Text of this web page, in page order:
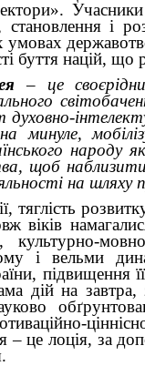
вектори».
і
умовах
буття націй, що
– це
духовно-
минуле,
народу
щоб
на шляху
тяглість
віків
культурно-
і вельми
підвищення
дій на завтра,
– це лоція, за